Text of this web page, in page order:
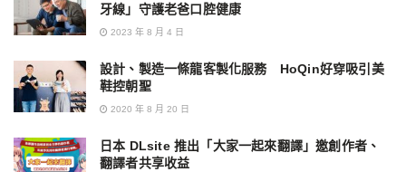
牙線」守護老爸口腔健康
2023 年 8 月 4 日
設計、製造一條龍客製化服務 HoQin好穿吸引美
鞋控朝聖
2020 年 8 月 20 日
日本 DLsite 推出「大家一起來翻譯」邀創作者、
翻譯者共享收益